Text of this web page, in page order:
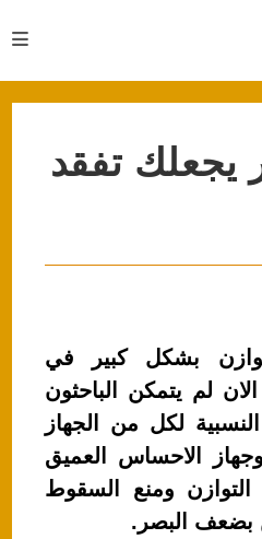
تفقد
بشكل كبير في
لم يتمكن الباحثون
لكل من الجهاز
الاحساس العميق
ومنع السقوط
بضعف البصر.